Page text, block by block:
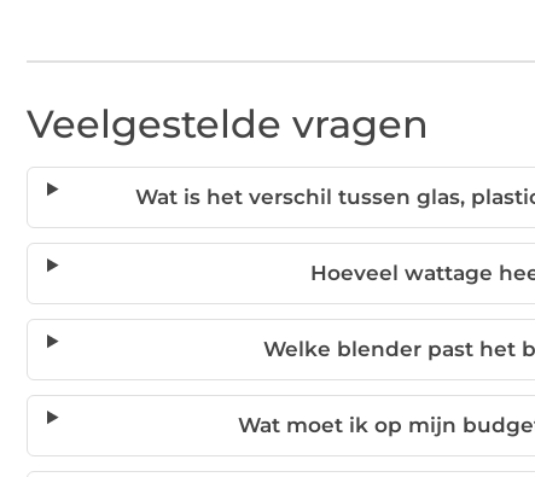
Veelgestelde vragen
Wat is het verschil tussen glas,
Hoeveel wattage
Welke blender past het
Wat moet ik op mijn